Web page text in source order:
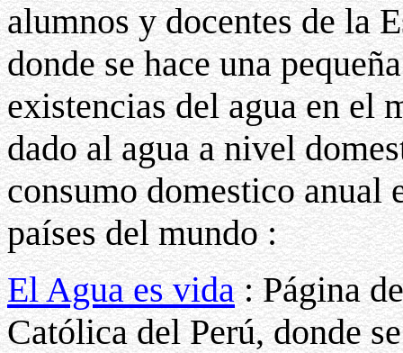
alumnos y docentes de la
donde se hace una
existencias del agua en el
dado al agua a nivel
consumo domestico anual
países del mundo :
El Agua es vida: Página
Católica del Perú, donde